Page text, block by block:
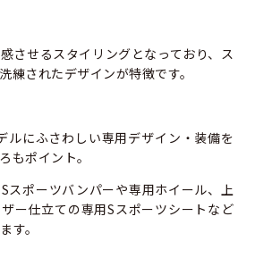
させるスタイリングとなっており、ス
練されたデザインが特徴です。
ルにふさわしい専用デザイン・装備を
もポイント。
スポーツバンパーや専用ホイール、上
ー仕立ての専用Sスポーツシートなど
す。